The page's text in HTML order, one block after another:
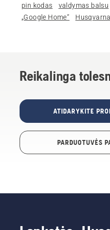
pin kodas valdymas balsu
„Google Home“
Reikalinga
ATIDARYKITE
PARDUOTUVĖS